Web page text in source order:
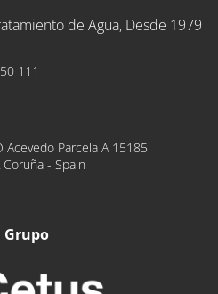
de Agua, Desde 1979
111
Acevedo Parcela A 15185
- Spain
Grupo